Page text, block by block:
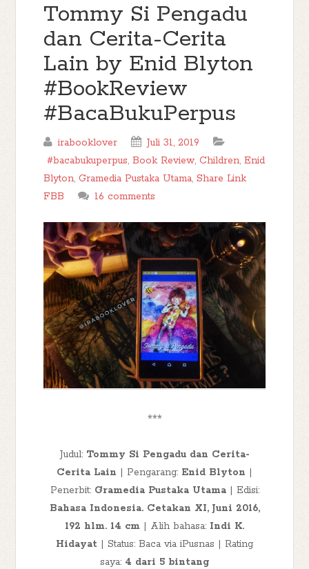
Tommy Si Pengadu
dan Cerita-Cerita
Lain by Enid Blyton
#BookReview
#BacaBukuPerpus
irabooklover
Juli 31, 2019
#bacabukuperpus,Book Review, Children,Enid
Blyton, Gramedia Pustaka Utama,Share Link
FBB
16 comments
***
Judul: Tommy Si Pengadu dan Cerita-
Cerita Lain | Pengarang: Enid Blyton |
Penerbit: Gramedia Pustaka Utama| Edisi:
Bahasa Indonesia. Cetakan XI, Juni 2016,
192 hlm. 14 cm | Alih bahasa: Indi K.
Hidayat | Status: Baca via iPusnas | Rating
saya: 4 dari 5 bintang